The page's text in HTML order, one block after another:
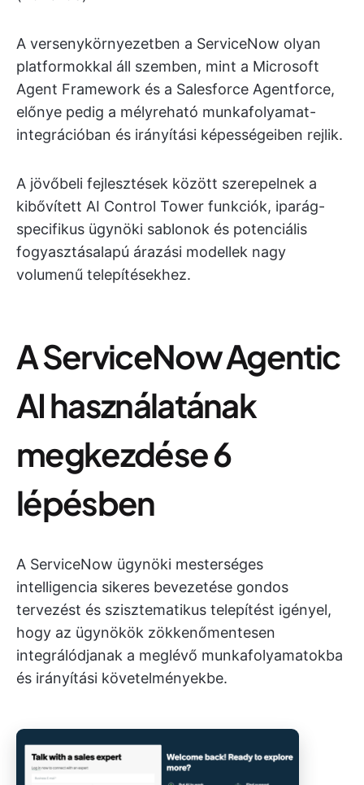
A versenykörnyezetben a ServiceNow olyan
platformokkal áll szemben, mint a Microsoft
Agent Framework és a Salesforce Agentforce,
előnye pedig a mélyreható munkafolyamat-
integrációban és irányítási képességeiben rejlik.
A jövőbeli fejlesztések között szerepelnek a
kibővített AI Control Tower funkciók, iparág-
specifikus ügynöki sablonok és potenciális
fogyasztásalapú árazási modellek nagy
volumenű telepítésekhez.
A ServiceNow Agentic
AI használatának
megkezdése 6
lépésben
A ServiceNow ügynöki mesterséges
intelligencia sikeres bevezetése gondos
tervezést és szisztematikus telepítést igényel,
hogy az ügynökök zökkenőmentesen
integrálódjanak a meglévő munkafolyamatokba
és irányítási követelményekbe.